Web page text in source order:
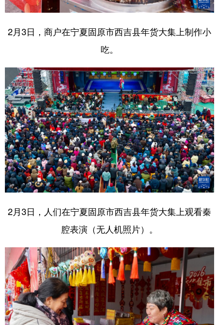
2月3日，商户在宁夏固原市西吉县年货大集上制作小
吃。
2月3日，人们在宁夏固原市西吉县年货大集上观看秦
腔表演（无人机照片）。